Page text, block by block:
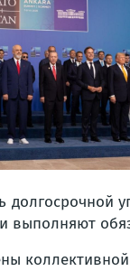
долгосрочной
выполняют